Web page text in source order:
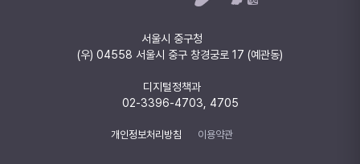
서울시 중구청
(우) 04558 서울시 중구 창경궁로 17 (예관동)
디지털정책과
02-3396-4703, 4705
개인정보처리방침 이용약관